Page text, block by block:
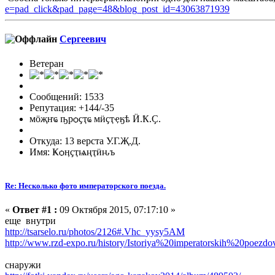
e=pad_click&pad_page=48&blog_post_id=43063871939
Сергеевич
Ветеран
Сообщений: 1533
Репутация: +144/-35
мӧҗҥҩ ҧрѻҫҭҩ мӥҫҭҿӄѣ Ӥ.Ҟ.Ҫ.
Откуда: 13 верста У.Г.Җ.Д.
Имя: Ҝѻӊҫҭѩңҭӥԋъ
Re: Несколько фото императорского поезда.
« Ответ #1 : 09 Октября 2015, 07:17:10 »
еще внутри
http://tsarselo.ru/photos/2126#.Vhc_yysy5AM
http://www.rzd-expo.ru/history/
снаружи